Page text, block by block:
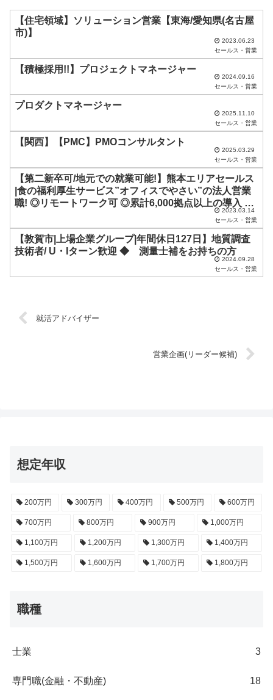
は
ま
だ
さ
【住宅領域】ソリューション営業【東海/愛知県(名古屋
市)】
2023.06.23
セールス・営業
【積極採用!!】プロジェクトマネージャー
2024.09.16
セールス・営業
プロダクトマネージャー
2025.11.10
セールス・営業
【関西】【PMC】PMOコンサルタント
2025.03.29
セールス・営業
【第二新卒可/地元での就業可能!】熊本エリアセールス
|食の福利厚生サービス”オフィスでやさい”の法人営業
職! ◎リモートワーク可 ◎累計6,000拠点以上の導入 ◎
2023.03.14
セールス・営業
【敦賀市|上場企業グループ|年間休日127日】地質調査
技術者/ U・Iターン歓迎 ◆ 測量士補をお持ちの方
2024.09.28
セールス・営業
就活アドバイザー
営業企画(リーダー候補)
想定年収
200万円 300万円 400万円 500万円 600万円
700万円 800万円 900万円 1,000万円
1,100万円 1,200万円 1,300万円 1,400万円
1,500万円 1,600万円 1,700万円 1,800万円
職種
士業 3
専門職(金融・不動産) 18